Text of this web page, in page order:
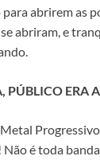
abrirem as
abriram, e
PÚBLICO ERA
é toda